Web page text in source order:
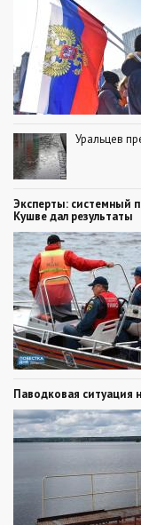
Уральцев
Эксперты: системный
Кушве дал результаты
Паводковая ситуация